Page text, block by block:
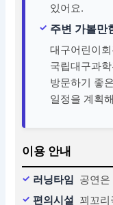
있어요.
주변 가볼만
대구어린이
국립대구과
방문하기 좋
일정을 계획
이용 안내
러닝타임 공연은
편의시설 꾀꼬